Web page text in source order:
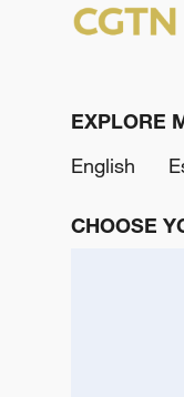
EXPLORE
English
CHOOSE